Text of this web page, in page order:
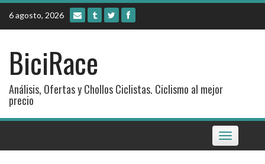
Skip
content
6 agosto, 2026
BiciRace
Análisis, Ofertas y Chollos Ciclistas. Ciclismo al mejor
precio
Toggle
navigation